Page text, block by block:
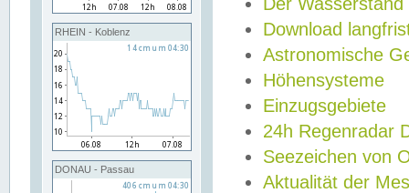
RHEIN - Koblenz
DONAU - Passau
Download
Astronomische
Höhensysteme
Einzugsgebiete
24h Regenradar
Seezeichen von
Aktualität der